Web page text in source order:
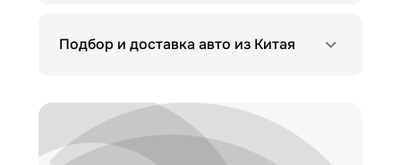
Подбор и доставка авто из Китая